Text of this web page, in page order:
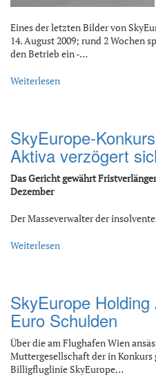
Eines der letzten Bilder von
14. August 2009; rund 2 Wochen
den Betrieb ein -…
Weiterlesen
SkyEurope-
Aktiva verzögert
Das Gericht gewährt
Dezember
Der Masseverwalter der
Weiterlesen
SkyEurope
Euro Schulden
Über die am Flughafen Wien
Muttergesellschaft der in Konkurs
Billigfluglinie SkyEurope…